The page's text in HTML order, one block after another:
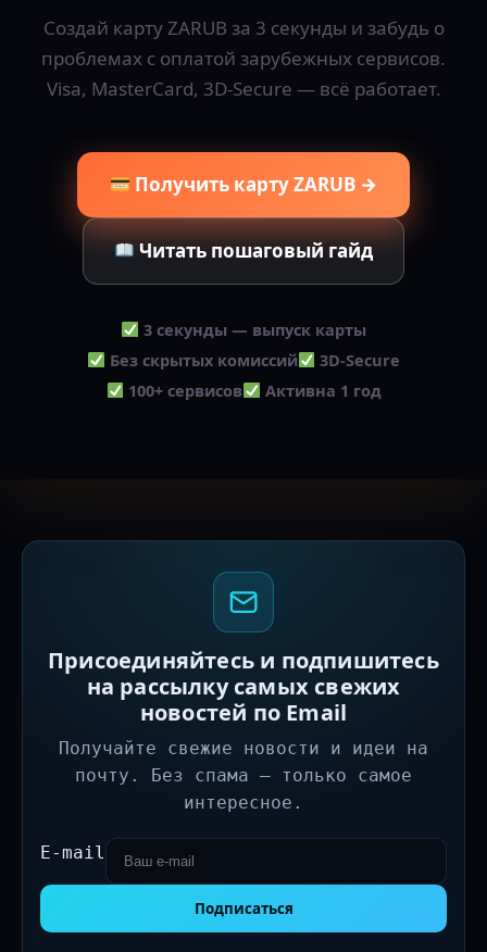
Создай карту ZARUB за 3 секунды и забудь о
проблемах с оплатой зарубежных сервисов.
Visa, MasterCard, 3D-Secure — всё работает.
Получить карту ZARUB →
Читать пошаговый гайд
3 секунды — выпуск карты
Без скрытых комиссий
3D-Secure
100+ сервисов
Активна 1 год
Присоединяйтесь и подпишитесь
на рассылку самых свежих
новостей по Email
Получайте свежие новости и идеи на
почту. Без спама — только самое
интересное.
E-mail
Подписаться